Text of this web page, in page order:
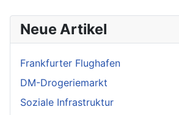
Neue Artikel
Frankfurter Flughafen
DM-Drogeriemarkt
Soziale Infrastruktur